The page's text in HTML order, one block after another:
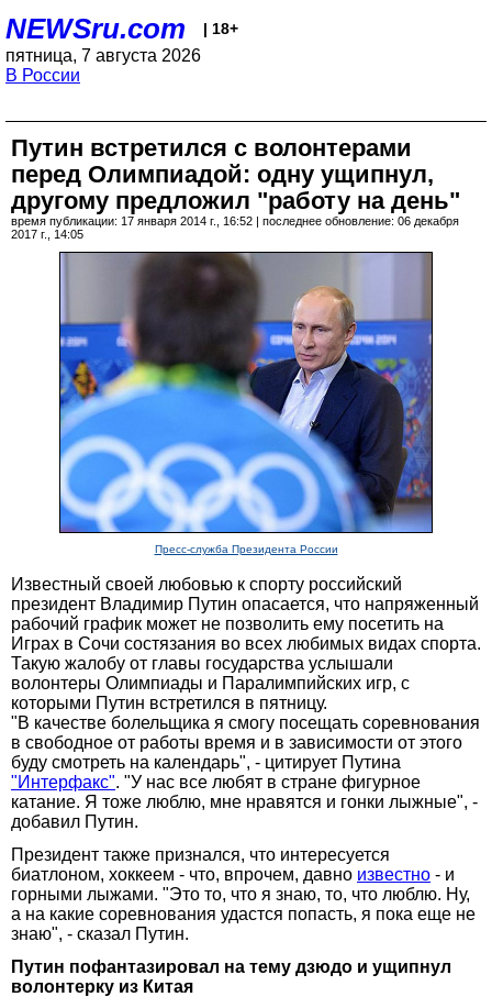
NEWSru.com | 18+
пятница, 7 августа 2026
В России
Путин встретился с волонтерами
перед Олимпиадой: одну ущипнул,
другому предложил "работу на день"
время публикации: 17 января 2014 г., 16:52 | последнее обновление: 06 декабря
2017 г., 14:05
Пресс-служба Президента России
Известный своей любовью к спорту российский
президент Владимир Путин опасается, что напряженный
рабочий график может не позволить ему посетить на
Играх в Сочи состязания во всех любимых видах спорта.
Такую жалобу от главы государства услышали
волонтеры Олимпиады и Паралимпийских игр, с
которыми Путин встретился в пятницу.
"В качестве болельщика я смогу посещать соревнования
в свободное от работы время и в зависимости от этого
буду смотреть на календарь", - цитирует Путина
"Интерфакс". "У нас все любят в стране фигурное
катание. Я тоже люблю, мне нравятся и гонки лыжные", -
добавил Путин.
Президент также признался, что интересуется
биатлоном, хоккеем - что, впрочем, давно известно - и
горными лыжами. "Это то, что я знаю, то, что люблю. Ну,
а на какие соревнования удастся попасть, я пока еще не
знаю", - сказал Путин.
Путин пофантазировал на тему дзюдо и ущипнул
волонтерку из Китая